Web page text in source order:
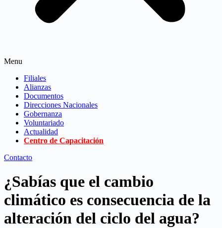
Menu
Filiales
Alianzas
Documentos
Direcciones Nacionales
Gobernanza
Voluntariado
Actualidad
Centro de Capacitación
Contacto
¿Sabías que el cambio
climático es consecuencia de la
alteración del ciclo del agua?